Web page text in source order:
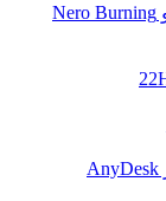
Nero Burning
AnyDesk